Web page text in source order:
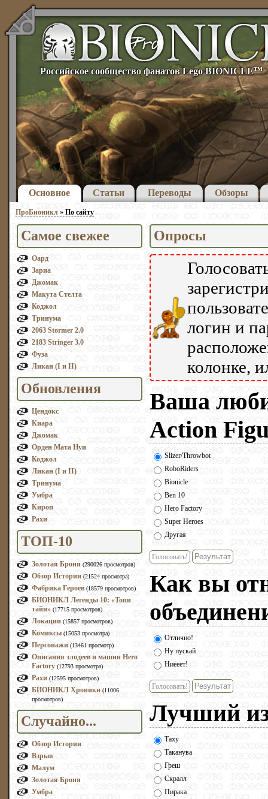
Российское сообщество фанатов Lego BIONICLEтм
Основное Статьи Переводы Обзоры
ПроБионикл » По сайту
Самое свежее
Оард
Зариа
Джомак
Макута Стелта
Коджол
Тринума
2063 Stormer 2.0
2183 Stringer 3.0
Фуза
Ликан (I и II)
Обновления
Цендокс
Киара
Джомак
Орден Мата Нуи
Коджол
Ликан (I и II)
Тринума
Умбра
Кироп
Рахи
ТОП-10
Золотая Броня (290026 просмотров)
Обзор Истории (21524 просмотра)
Фабрика Героев (18579 просмотров)
БИОНИКЛ Легенды 10: «Топи
тайн» (17715 просмотров)
Локации (15857 просмотров)
Комиксы (15053 просмотра)
Персонажи (13461 просмотр)
Описания злодеев и машин Hero
Factory (12793 просмотра)
Рахи (12595 просмотров)
БИОНИКЛ Хроники (11006
просмотров)
Случайно...
Обзор Истории
Взрыв
Малум
Золотая Броня
Умбра
Опросы
логин и
колонке,
Ваша
Action
Slizer/Throwbot
RoboRiders
Bionicle
Ben 10
Hero Factory
Super Heroes
Другая
Голосовать!
Как вы
Отлично!
Ну пускай
Ниееет!
Голосовать!
Лучший
Таху
Таканува
Греш
Скралл
Пирака